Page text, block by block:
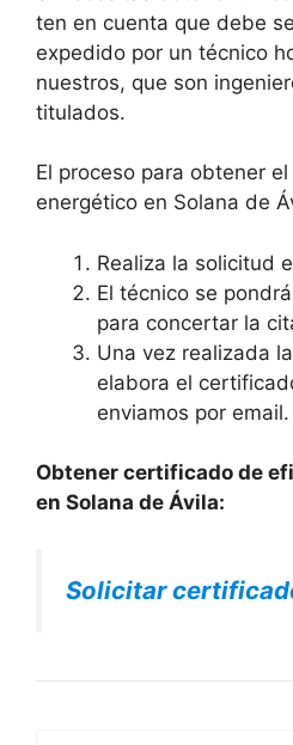
ten en cuenta que debe
expedido por un técnico
nuestros, que son
titulados.
El proceso para obtener
energético en Solana de
Realiza la solicitud
El técnico se
para concertar la
Una vez realizada
elabora el
enviamos por email.
Obtener certificado de
en Solana de Ávila:
Solicitar